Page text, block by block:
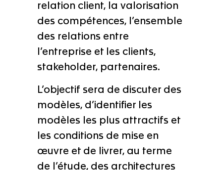
relation client, la valorisation
des compétences, l’ensemble
des relations entre
l’entreprise et les clients,
stakeholder, partenaires.
L’objectif sera de discuter des
modèles, d’identifier les
modèles les plus attractifs et
les conditions de mise en
œuvre et de livrer, au terme
de l’étude, des architectures